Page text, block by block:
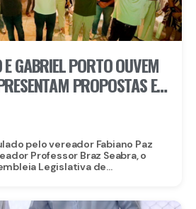
GABRIEL PORTO OUVEM
PROPOSTAS E
DE PAULISTA
pelo vereador Fabiano Paz
Professor Braz Seabra, o
Legislativa de...